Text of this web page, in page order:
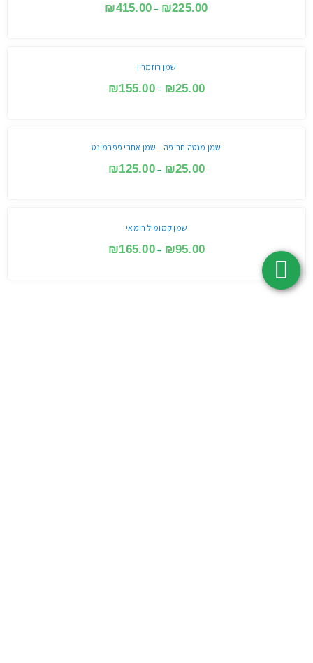
₪225.00
–
₪415.00
שמן רוזמרין
₪25.00
–
₪155.00
שמן מנטה חריפה – שמן אתרי פפרמינט
₪25.00
–
₪125.00
שמן קמומיל רומאי
₪95.00
–
₪165.00